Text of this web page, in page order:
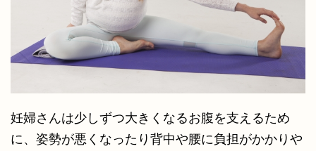
妊婦さんは少しずつ大きくなるお腹を支えるため
に、姿勢が悪くなったり背中や腰に負担がかかりや